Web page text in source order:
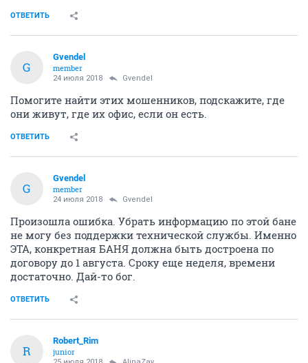
ОТВЕТИТЬ
G
Gvendel
member
24 июля 2018 Gvendel
Помогите найти этих мошенников, подскажите, где
они живут, где их офис, если он есть.
ОТВЕТИТЬ
G
Gvendel
member
24 июля 2018 Gvendel
Произошла ошибка. Убрать информацию по этой бане
не могу без поддержки технической службы. Именно
ЭТА, конкретная БАНЯ должна быть достроена по
договору до 1 августа. Сроку еще неделя, времени
достаточно. Дай-то бог.
ОТВЕТИТЬ
R
Robert_Rim
junior